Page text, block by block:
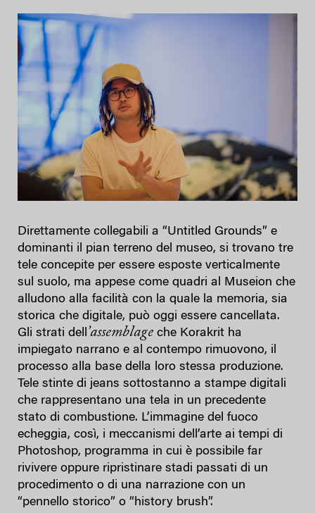
Direttamente collegabili a “Untitled Grounds” e
dominanti il pian terreno del museo, si trovano tre
tele concepite per essere esposte verticalmente
sul suolo, ma appese come quadri al Museion che
alludono alla facilità con la quale la memoria, sia
storica che digitale, può oggi essere cancellata.
Gli strati dell ’assemblage che Korakrit ha
impiegato narrano e al contempo rimuovono, il
processo alla base della loro stessa produzione.
Tele stinte di jeans sottostanno a stampe digitali
che rappresentano una tela in un precedente
stato di combustione. L’immagine del fuoco
echeggia, così, i meccanismi dell’arte ai tempi di
Photoshop, programma in cui è possibile far
rivivere oppure ripristinare stadi passati di un
procedimento o di una narrazione con un
“pennello storico” o “history brush”.